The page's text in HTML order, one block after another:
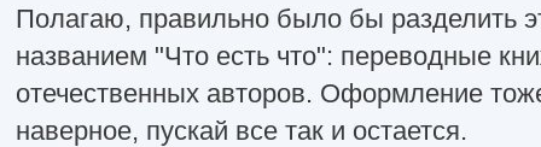
Полагаю, правильно было бы разделить
названием "Что есть что": переводные
отечественных авторов. Оформление
наверное, пускай все так и остается.